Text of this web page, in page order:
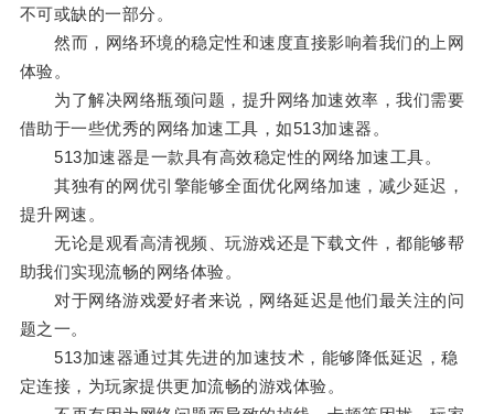
不可或缺的一部分。
然而，网络环境的稳定性和速度直接影响着我们的上网
体验。
为了解决网络瓶颈问题，提升网络加速效率，我们需要
借助于一些优秀的网络加速工具，如513加速器。
513加速器是一款具有高效稳定性的网络加速工具。
其独有的网优引擎能够全面优化网络加速，减少延迟，
提升网速。
无论是观看高清视频、玩游戏还是下载文件，都能够帮
助我们实现流畅的网络体验。
对于网络游戏爱好者来说，网络延迟是他们最关注的问
题之一。
513加速器通过其先进的加速技术，能够降低延迟，稳
定连接，为玩家提供更加流畅的游戏体验。